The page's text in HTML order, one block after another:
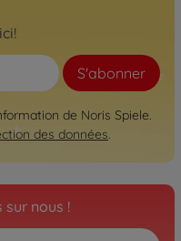
S'abonner
de Noris Spiele.
des données.
sur nous !